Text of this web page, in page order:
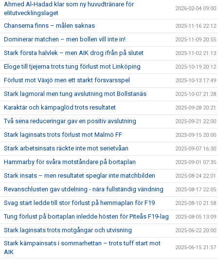
Ahmed Al-Hadad klar som ny huvudtränare för
elitutvecklingslaget
2026-02-04 09:00
Chanserna finns – målen saknas 2025-11-16 22:12
Dominerar matchen – men bollen vill inte in! 2025-11-09 20:55
Stark första halvlek – men AIK drog ifrån på slutet 2025-11-02 21:13
Eloge till tjejerna trots tung förlust mot Linköping 2025-10-19 20:12
Förlust mot Växjö men ett starkt försvarsspel 2025-10-13 17:49
Stark lagmoral men tung avslutning mot Bollstanäs 2025-10-07 21:28
Karaktär och kämpaglöd trots resultatet 2025-09-28 20:21
Två sena reduceringar gav en positiv avslutning 2025-09-21 22:00
Stark laginsats trots förlust mot Malmö FF 2025-09-15 20:00
Stark arbetsinsats räckte inte mot serietvåan 2025-09-07 16:30
Hammarby för svåra motståndare på bortaplan 2025-09-01 07:35
Stark insats – men resultatet speglar inte matchbilden 2025-08-24 22:01
Revanschlusten gav utdelning - nära fullständig vändning 2025-08-17 22:05
Svag start ledde till stor förlust på hemmaplan för F19 2025-08-10 21:58
Tung förlust på bortaplan inledde hösten för Piteås F19-lag 2025-08-05 13:09
Stark laginsats trots motgångar och utvisning 2025-06-22 20:00
Stark kämpainsats i sommarhettan – trots tuff start mot
AIK
2025-06-15 21:57